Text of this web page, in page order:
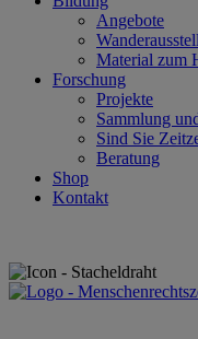
Angebote
Material zum
Forschung
Projekte
Sammlung
Sind Sie
Beratung
Shop
Kontakt